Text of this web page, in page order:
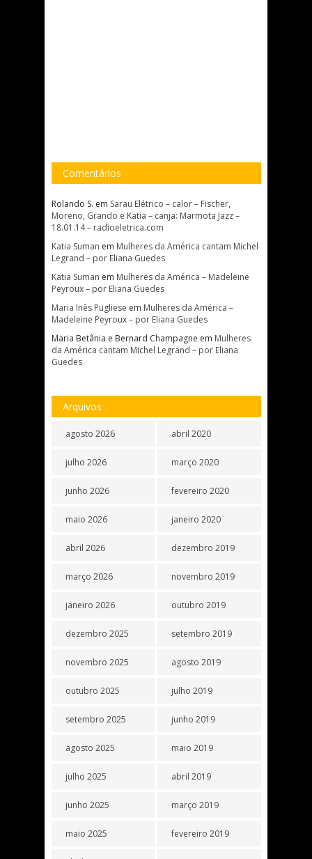
Comentários
Rolando S. em Sarau Elétrico – calor – Fischer,
Moreno, Grando e Katia – canja: Marmota Jazz –
18.01.14 – radioeletrica.com
Katia Suman em Mulheres da América cantam Michel
Legrand – por Eliana Guedes
Katia Suman em Mulheres da América – Madeleine
Peyroux – por Eliana Guedes
Maria Inês Pugliese em Mulheres da América –
Madeleine Peyroux – por Eliana Guedes
Maria Betânia e Bernard Champagne em Mulheres
da América cantam Michel Legrand – por Eliana
Guedes
Arquivos
agosto 2026
julho 2026
junho 2026
maio 2026
abril 2026
março 2026
janeiro 2026
dezembro 2025
novembro 2025
outubro 2025
setembro 2025
agosto 2025
julho 2025
junho 2025
maio 2025
abril 2020
março 2020
fevereiro 2020
janeiro 2020
dezembro 2019
novembro 2019
outubro 2019
setembro 2019
agosto 2019
julho 2019
junho 2019
maio 2019
abril 2019
março 2019
fevereiro 2019